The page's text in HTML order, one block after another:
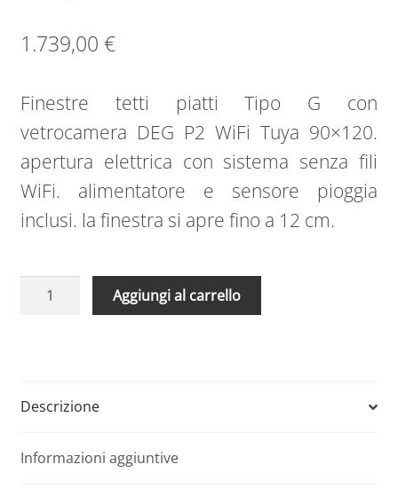
1.739,00 €
Finestre tetti piatti Tipo G con
vetrocamera DEG P2 WiFi Tuya 90×120.
apertura elettrica con sistema senza fili
WiFi. alimentatore e sensore pioggia
inclusi. la finestra si apre fino a 12 cm.
Finestre
con
vetrocamera
P2
Aggiungi al carrello
Descrizione
Informazioni aggiuntive